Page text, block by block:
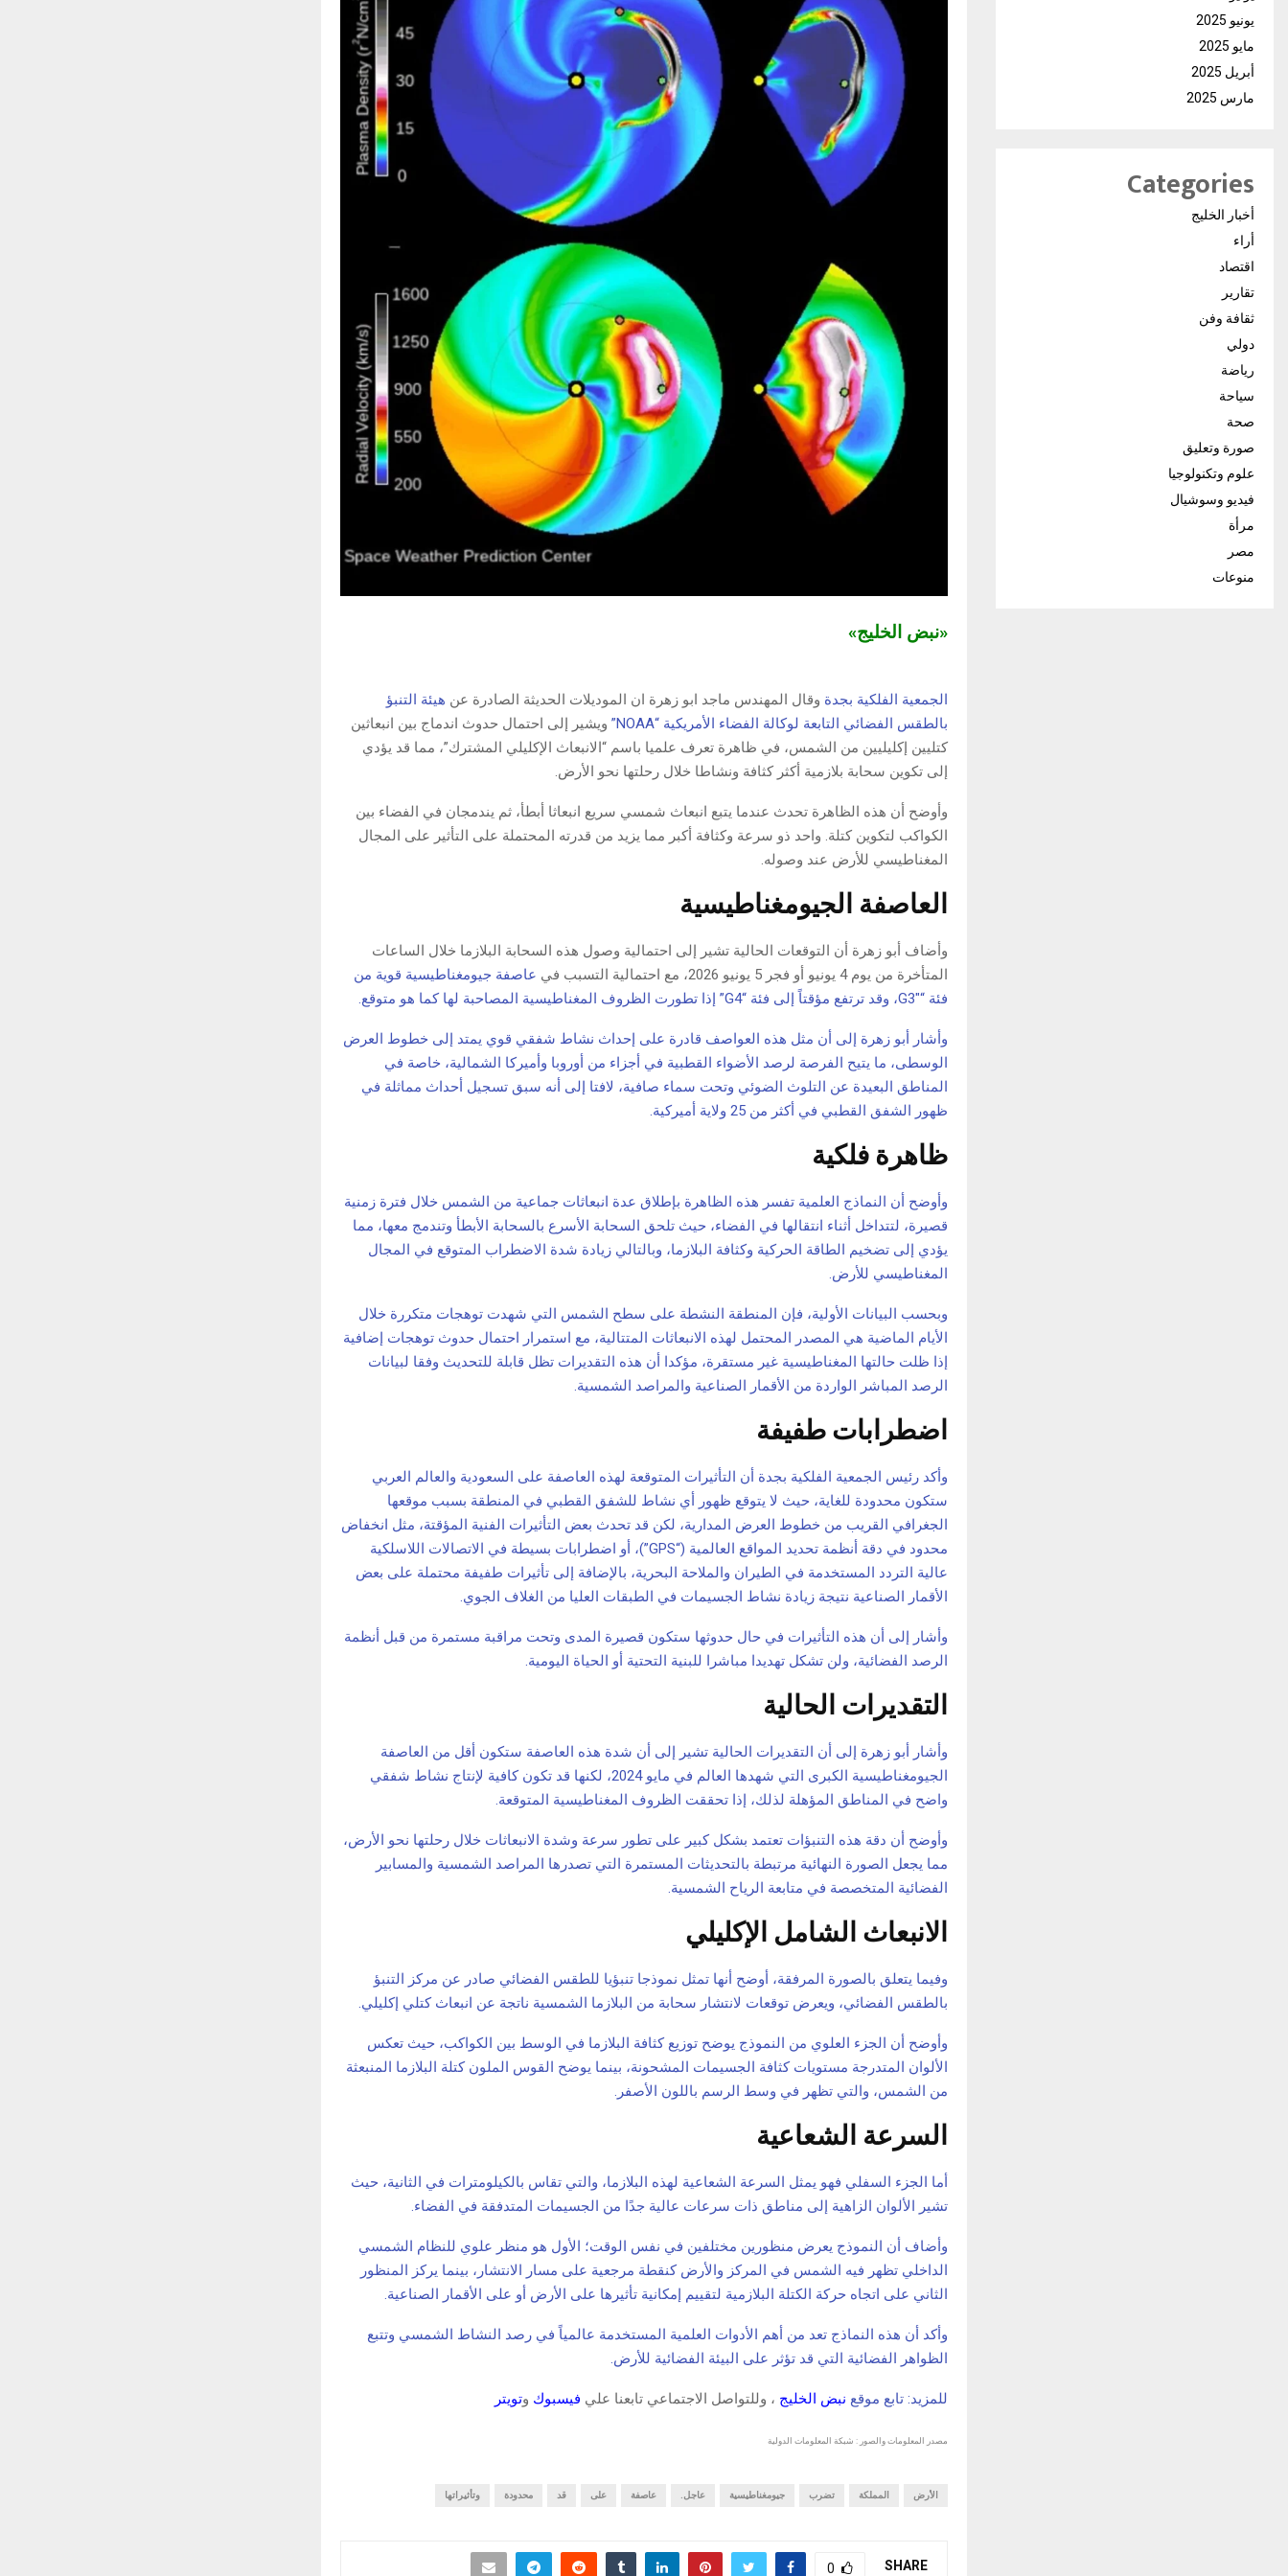
«نبض الخليج»
الجمعية الفلكية بجدة وقال المهندس ماجد ابو زهرة ان الموديلات الحديثة الصادرة عن هيئة التنبؤ
بالطقس الفضائي التابعة لوكالة الفضاء الأمريكية “NOAA”
ويشير إلى احتمال حدوث اندماج بين انبعاثين
كتليين إكليليين من الشمس، في ظاهرة تعرف علميا باسم “الانبعاث الإكليلي المشترك”، مما قد يؤدي
إلى تكوين سحابة بلازمية أكثر كثافة ونشاطا خلال رحلتها نحو الأرض.
وأوضح أن هذه الظاهرة تحدث عندما يتبع انبعاث شمسي سريع انبعاثا أبطأ، ثم يندمجان في الفضاء بين
الكواكب لتكوين كتلة. واحد ذو سرعة وكثافة أكبر مما يزيد من قدرته المحتملة على التأثير على المجال
المغناطيسي للأرض عند وصوله.
العاصفة الجيومغناطيسية
وأضاف أبو زهرة أن التوقعات الحالية تشير إلى احتمالية وصول هذه السحابة البلازما خلال الساعات
المتأخرة من يوم 4 يونيو أو فجر 5 يونيو 2026، مع احتمالية التسبب في
عاصفة جيومغناطيسية قوية من
فئة “G3″، وقد ترتفع مؤقتاً إلى فئة “G4” إذا تطورت الظروف المغناطيسية المصاحبة لها كما هو متوقع.
وأشار أبو زهرة إلى أن مثل هذه العواصف قادرة على إحداث نشاط شفقي قوي يمتد إلى خطوط العرض
الوسطى، ما يتيح الفرصة لرصد الأضواء القطبية في أجزاء من أوروبا وأميركا الشمالية، خاصة في
المناطق البعيدة عن التلوث الضوئي وتحت سماء صافية، لافتا إلى أنه سبق تسجيل أحداث مماثلة في
ظهور الشفق القطبي في أكثر من 25 ولاية أميركية.
ظاهرة فلكية
وأوضح أن النماذج العلمية تفسر هذه الظاهرة بإطلاق عدة انبعاثات جماعية من الشمس خلال فترة زمنية
قصيرة، لتتداخل أثناء انتقالها في الفضاء، حيث تلحق السحابة الأسرع بالسحابة الأبطأ وتندمج معها، مما
يؤدي إلى تضخيم الطاقة الحركية وكثافة البلازما، وبالتالي زيادة شدة الاضطراب المتوقع في المجال
المغناطيسي للأرض.
وبحسب البيانات الأولية، فإن المنطقة النشطة على سطح الشمس التي شهدت توهجات متكررة خلال
الأيام الماضية هي المصدر المحتمل لهذه الانبعاثات المتتالية، مع استمرار احتمال حدوث توهجات إضافية
إذا ظلت حالتها المغناطيسية غير مستقرة، مؤكدا أن هذه التقديرات تظل قابلة للتحديث وفقا لبيانات
الرصد المباشر الواردة من الأقمار الصناعية والمراصد الشمسية.
اضطرابات طفيفة
وأكد رئيس الجمعية الفلكية بجدة أن التأثيرات المتوقعة لهذه العاصفة على السعودية والعالم العربي
ستكون محدودة للغاية، حيث لا يتوقع ظهور أي نشاط للشفق القطبي في المنطقة بسبب موقعها
الجغرافي القريب من خطوط العرض المدارية، لكن قد تحدث بعض التأثيرات الفنية المؤقتة، مثل انخفاض
محدود في دقة أنظمة تحديد المواقع العالمية (“GPS”)، أو اضطرابات بسيطة في الاتصالات اللاسلكية
عالية التردد المستخدمة في الطيران والملاحة البحرية، بالإضافة إلى تأثيرات طفيفة محتملة على بعض
الأقمار الصناعية نتيجة زيادة نشاط الجسيمات في الطبقات العليا من الغلاف الجوي.
وأشار إلى أن هذه التأثيرات في حال حدوثها ستكون قصيرة المدى وتحت مراقبة مستمرة من قبل أنظمة
الرصد الفضائية، ولن تشكل تهديدا مباشرا للبنية التحتية أو الحياة اليومية.
التقديرات الحالية
وأشار أبو زهرة إلى أن التقديرات الحالية تشير إلى أن شدة هذه العاصفة ستكون أقل من العاصفة
الجيومغناطيسية الكبرى التي شهدها العالم في مايو 2024، لكنها قد تكون كافية لإنتاج نشاط شفقي
واضح في المناطق المؤهلة لذلك، إذا تحققت الظروف المغناطيسية المتوقعة.
وأوضح أن دقة هذه التنبؤات تعتمد بشكل كبير على تطور سرعة وشدة الانبعاثات خلال رحلتها نحو الأرض،
مما يجعل الصورة النهائية مرتبطة بالتحديثات المستمرة التي تصدرها المراصد الشمسية والمسابير
الفضائية المتخصصة في متابعة الرياح الشمسية.
الانبعاث الشامل الإكليلي
وفيما يتعلق بالصورة المرفقة، أوضح أنها تمثل نموذجا تنبؤيا للطقس الفضائي صادر عن مركز التنبؤ
بالطقس الفضائي، ويعرض توقعات لانتشار سحابة من البلازما الشمسية ناتجة عن انبعاث كتلي إكليلي.
وأوضح أن الجزء العلوي من النموذج يوضح توزيع كثافة البلازما في الوسط بين الكواكب، حيث تعكس
الألوان المتدرجة مستويات كثافة الجسيمات المشحونة، بينما يوضح القوس الملون كتلة البلازما المنبعثة
من الشمس، والتي تظهر في وسط الرسم باللون الأصفر.
السرعة الشعاعية
أما الجزء السفلي فهو يمثل السرعة الشعاعية لهذه البلازما، والتي تقاس بالكيلومترات في الثانية، حيث
تشير الألوان الزاهية إلى مناطق ذات سرعات عالية جدًا من الجسيمات المتدفقة في الفضاء.
وأضاف أن النموذج يعرض منظورين مختلفين في نفس الوقت؛ الأول هو منظر علوي للنظام الشمسي
الداخلي تظهر فيه الشمس في المركز والأرض كنقطة مرجعية على مسار الانتشار، بينما يركز المنظور
الثاني على اتجاه حركة الكتلة البلازمية لتقييم إمكانية تأثيرها على الأرض أو على الأقمار الصناعية.
وأكد أن هذه النماذج تعد من أهم الأدوات العلمية المستخدمة عالمياً في رصد النشاط الشمسي وتتبع
الظواهر الفضائية التي قد تؤثر على البيئة الفضائية للأرض.
للمزيد: تابع موقع نبض الخليج ، وللتواصل الاجتماعي تابعنا علي فيسبوك وتويتر
مصدر المعلومات والصور : شبكة المعلومات الدولية
الأرض المملكة تضرب جيومغناطيسية عاجل. عاصفة على قد محدودة وتأثيراتها
SHARE
0
يونيو 2025
مايو 2025
أبريل 2025
مارس 2025
Categories
أخبار الخليج
أراء
اقتصاد
تقارير
ثقافة وفن
دولي
رياضة
سياحة
صحة
صورة وتعليق
علوم وتكنولوجيا
فيديو وسوشيال
مرأة
مصر
منوعات